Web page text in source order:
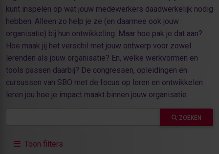
kunt inspelen op wat jouw medewerkers daadwerkelijk nodig
hebben. Alleen zo help je ze (en daarmee ook jouw
organisatie) bij hun ontwikkeling. Maar hoe pak je dat aan?
Hoe maak jij het verschil met jouw ontwerp voor zowel
lerenden als jouw organisatie? En, welke werkvormen en
tools passen daarbij? De congressen, opleidingen en
cursussen van SBO met de focus op leren en ontwikkelen
leren jou hoe je impact maakt binnen jouw organisatie.
ZOEKEN
Toon filters